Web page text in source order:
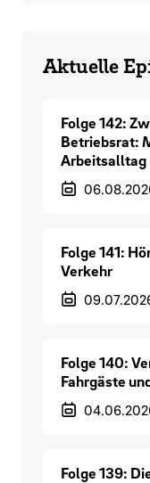
Aktuelle
Folge 142:
Betriebsrat:
Arbeitsalltag
Folge 141:
Verkehr
Folge 140:
Fahrgäste
Folge 139: